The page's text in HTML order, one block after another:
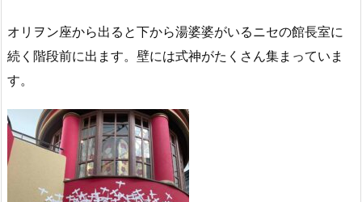
オリヲン座から出ると下から湯婆婆がいるニセの館長室に
続く階段前に出ます。壁には式神がたくさん集まっていま
す。